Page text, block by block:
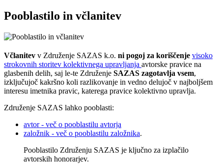
Pooblastilo in včlanitev
Včlanitev v Združenje SAZAS k.o. ni pogoj za koriščenje visoko
strokovnih storitev kolektivnega upravljanja avtorske pravice na
glasbenih delih, saj le-te Združenje SAZAS zagotavlja vsem,
izključujoč kakršno koli razlikovanje in vedno delujoč v najboljšem
interesu imetnika pravic, katerega pravice kolektivno upravlja.
Združenje SAZAS lahko pooblasti:
avtor - več o pooblastilu avtorja
založnik - več o pooblastilu založnika.
Pooblastilo Združenju SAZAS je ključno za izplačilo
avtorskih honorarjev.